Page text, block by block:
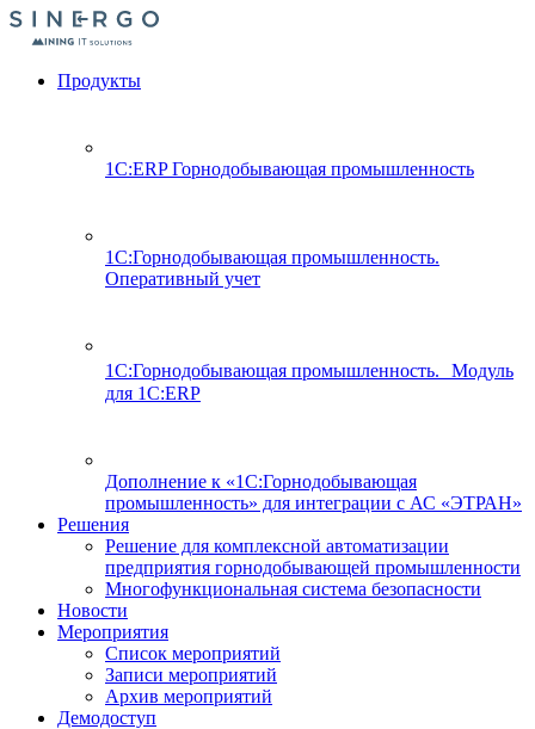
Продукты
1С:ERP Горнодобывающая промышленность
1С:Горнодобывающая промышленность.
Оперативный учет
1С:Горнодобывающая промышленность. Модуль
для 1С:ERP
Дополнение к «1С:Горнодобывающая
промышленность» для интеграции с АС «ЭТРАН»
Решения
Решение для комплексной автоматизации
предприятия горнодобывающей промышленности
Многофункциональная система безопасности
Новости
Мероприятия
Список мероприятий
Записи мероприятий
Архив мероприятий
Демодоступ